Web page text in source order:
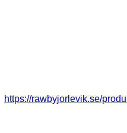
https://rawbyjorlevik.se/